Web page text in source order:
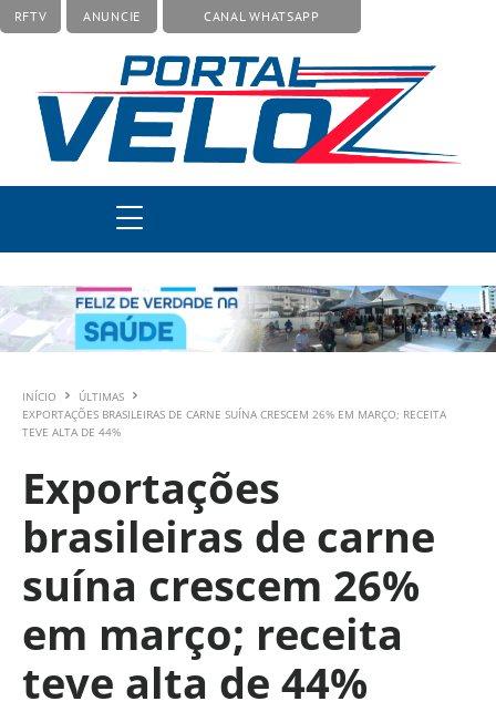
RFTV ANUNCIE CANAL WHATSAPP
INÍCIO
ÚLTIMAS
EXPORTAÇÕES BRASILEIRAS DE CARNE SUÍNA CRESCEM 26% EM MARÇO; RECEITA
TEVE ALTA DE 44%
Exportações
brasileiras de carne
suína crescem 26%
em março; receita
teve alta de 44%